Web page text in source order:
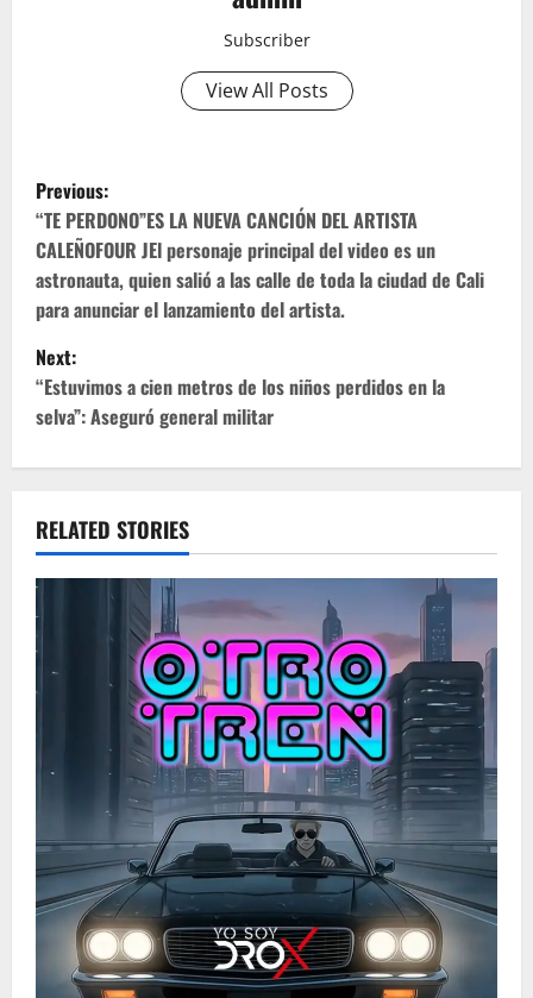
Subscriber
View All Posts
P
o
s
t
n
a
v
i
g
a
t
i
o
n
Previous:
“TE PERDONO”ES LA NUEVA CANCIÓN DEL ARTISTA
CALEÑOFOUR JEl personaje principal del video es un
astronauta, quien salió a las calle de toda la ciudad de Cali
para anunciar el lanzamiento del artista.
Next:
“Estuvimos a cien metros de los niños perdidos en la
selva”: Aseguró general militar
RELATED STORIES